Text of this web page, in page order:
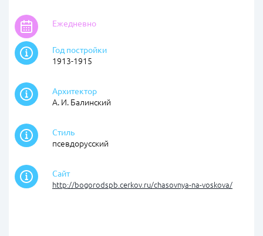
Ежедневно
Год постройки
1913-1915
Архитектор
А. И. Балинский
Стиль
псевдорусский
Сайт
http://bogorodspb.cerkov.ru/chasovnya-na-voskova/